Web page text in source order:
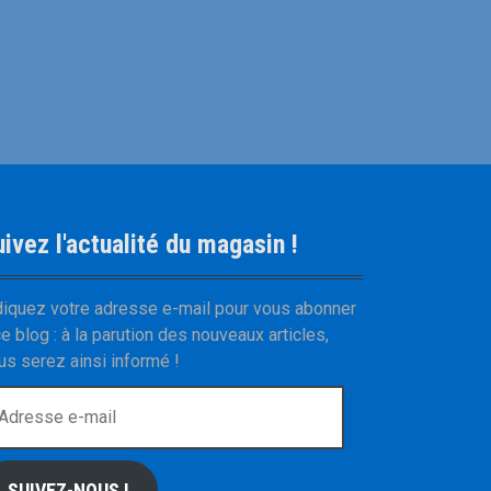
l'actualité du magasin !
votre adresse e-mail pour vous abonner
blog : à la parution des nouveaux articles,
serez ainsi informé !